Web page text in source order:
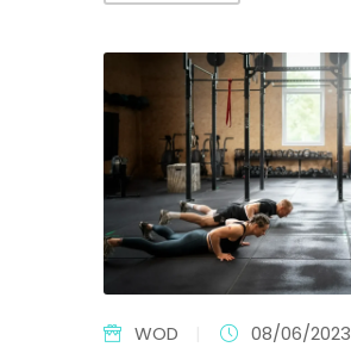
WOD 08/06/2023